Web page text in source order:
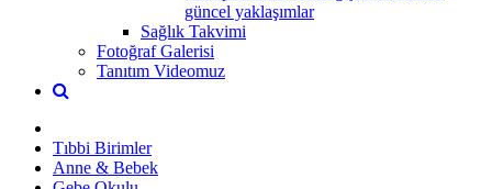
güncel yaklaşımlar
Sağlık Takvimi
Fotoğraf Galerisi
Tanıtım Videomuz
Tıbbi Birimler
Anne & Bebek